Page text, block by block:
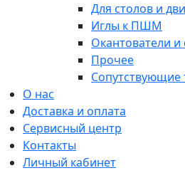
Для столов и
Иглы к ПШМ
Окантователи
Прочее
Сопутствующие
О нас
Доставка и оплата
Сервисный центр
Контакты
Личный кабинет